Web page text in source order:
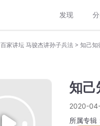
发现
百家讲坛 马骏杰讲孙子兵法 > 知己知
知己
2020-
所属专辑